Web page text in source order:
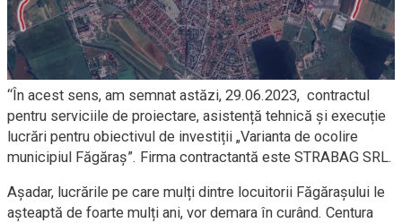
“În acest sens, am semnat astăzi, 29.06.2023, contractul
pentru serviciile de proiectare, asistență tehnică și execuție
lucrări pentru obiectivul de investiții „Varianta de ocolire
municipiul Făgăraș”. Firma contractantă este STRABAG SRL.
Așadar, lucrările pe care mulți dintre locuitorii Făgărașului le
așteaptă de foarte mulți ani, vor demara în curând. Centura